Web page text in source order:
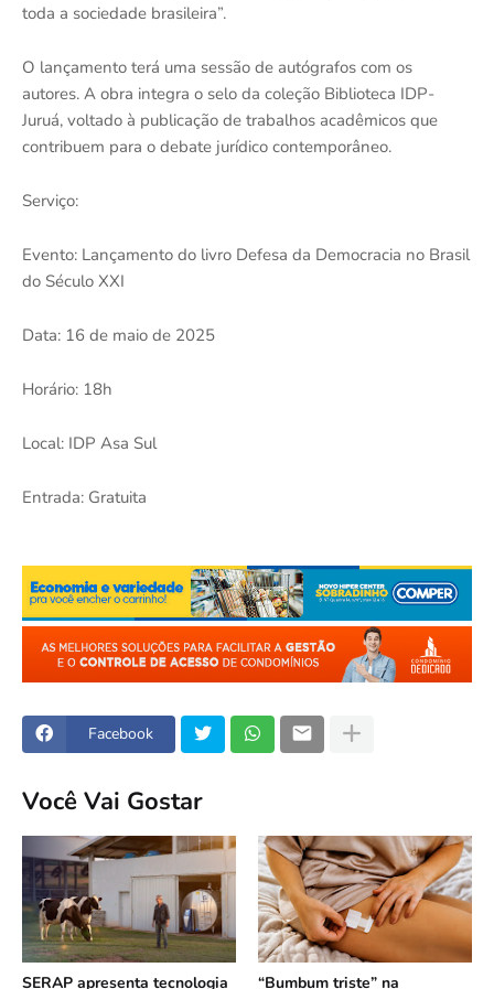
toda a sociedade brasileira”.
O lançamento terá uma sessão de autógrafos com os
autores. A obra integra o selo da coleção Biblioteca IDP-
Juruá, voltado à publicação de trabalhos acadêmicos que
contribuem para o debate jurídico contemporâneo.
Serviço:
Evento: Lançamento do livro Defesa da Democracia no Brasil
do Século XXI
Data: 16 de maio de 2025
Horário: 18h
Local: IDP Asa Sul
Entrada: Gratuita
Facebook
Você Vai Gostar
SERAP apresenta tecnologia
“Bumbum triste” na